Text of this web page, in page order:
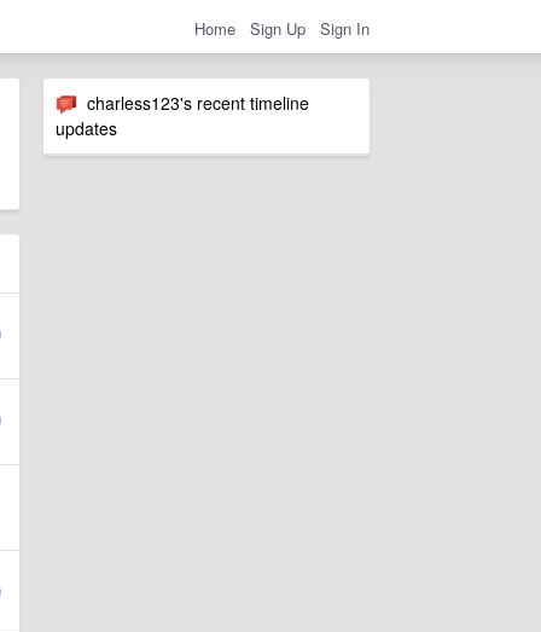
Home Sign Up Sign In
charless123's recent timeline
updates